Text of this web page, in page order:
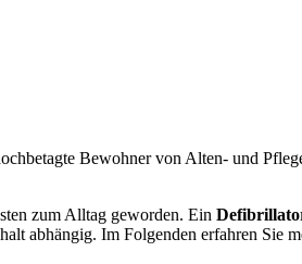
Bewohner von Alten- und
zum Alltag geworden. Ein
abhängig. Im Folgenden erfahren